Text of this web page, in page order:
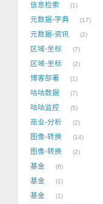
信息检索 1
元数据-字典 17
元数据-资讯 2
区域-坐标 7
区域-坐标 2
博客部署 1
咕咕数据 7
咕咕监控 5
商业-分析 2
图像-转换 14
图像-转换 2
基金 6
基金 1
基金 1